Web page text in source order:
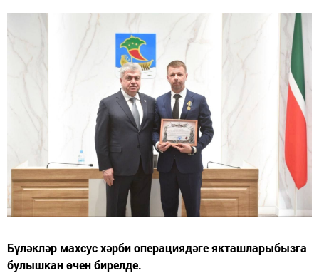
Бүләкләр махсус хәрби операциядәге якташларыбызга
булышкан өчен бирелде.